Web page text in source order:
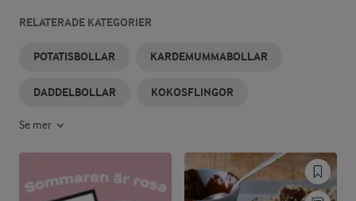
RELATERADE KATEGORIER
POTATISBOLLAR KARDEMUMMABOLLAR
DADDELBOLLAR KOKOSFLINGOR
Se mer